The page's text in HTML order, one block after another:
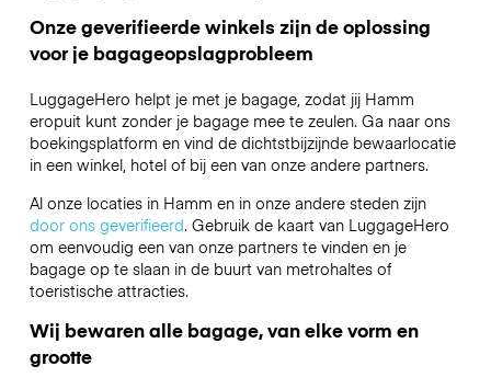
Onze geverifieerde winkels zijn de oplossing
voor je bagageopslagprobleem
LuggageHero helpt je met je bagage, zodat jij Hamm
eropuit kunt zonder je bagage mee te zeulen. Ga naar ons
boekingsplatform en vind de dichtstbijzijnde bewaarlocatie
in een winkel, hotel of bij een van onze andere partners.
Al onze locaties in Hamm en in onze andere steden zijn
door ons geverifieerd. Gebruik de kaart van LuggageHero
om eenvoudig een van onze partners te vinden en je
bagage op te slaan in de buurt van metrohaltes of
toeristische attracties.
Wij bewaren alle bagage, van elke vorm en
grootte